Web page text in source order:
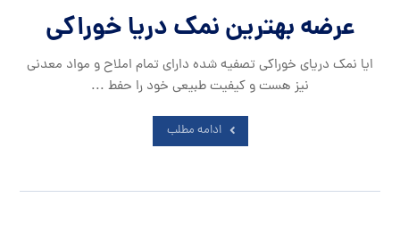
عرضه بهترین نمک دریا خوراکی
ایا نمک دریای خوراکی تصفیه شده دارای تمام املاح و مواد معدنی
نیز هست و کیفیت طبیعی خود را حفط ...
ادامه مطلب